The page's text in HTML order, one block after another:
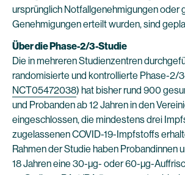
ursprünglich Notfallgenehmigungen oder
Genehmigungen erteilt wurden, sind
Über die Phase-2/3-Studie
Die in mehreren Studienzentren
randomisierte und kontrollierte Phase-2/
NCT05472038) hat bisher rund 900
und Probanden ab 12 Jahren in den
eingeschlossen, die mindestens drei
zugelassenen COVID-19-Impfstoffs
Rahmen der Studie haben Probandinnen
18 Jahren eine 30-µg- oder 60-µg-